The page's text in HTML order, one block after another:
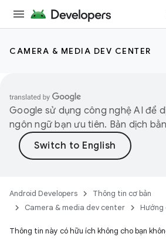
CAMERA & MEDIA DEV CENTER
Google sử dụng công nghệ AI để
ngôn ngữ bạn ưu tiên. Bản dịch
Android Developers
Thông tin cơ bản
Camera & media dev center
Hướng
Thông tin này có hữu ích không cho bạn